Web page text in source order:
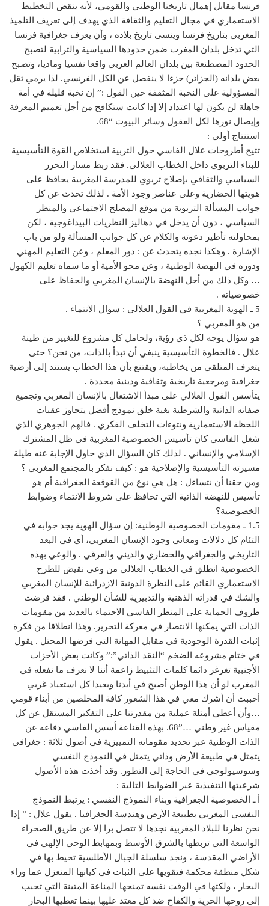
فرنسا مقابل إهمال تاريخنا الوطني والقومي، لأنه ينقض التخطيط
الاستعماري في مجال التعليم والثقافة الذي يهدف إلى تعريف التلميذ
المغربي بتاريخ فرنسا وينسى تاريخ بلاده ، وأن يعرف جغرافية فرنسا
التي تدخل بلدان المغرب ضمن حدودها السياسية والترابية لتصبح
الحدود المصطنعة بين بلدان العالم العربي واقعا نفسيا وماديا، وتصبح
بعض بلدانه (الجزائر) جزءا لا ينفصل عن الكل الفرنسي. لذا يرمي ثقل
المسؤولية على النخبة المثقفة حين القول :” إن نخبة قليلة في أمة
جاهلة لن يكون لها اعتداد إلا إذا كانت ستكافح من أجل تعميم المعرفة
وإيصال نورها لكل العقول وسائر البيوت “68.
استنتاج أولي :
تتيح أطروحات علال الفاسي حول التربية استخلاص القوة التأسيسية
للبناء التربوي داخل الخطاب العلالي. فقد ربط مسار التحرر
السياسي والثقافي بإصلاح تربوي للمدرسة المغربية يحافظ على
هويتها الحضارية وعلى عناصر وجود الأمة . لذلك تحدث عن كل
جوانب المسألة التربوية من موقع المصلح الاجتماعي والمنظر
السياسي ، دون أن يدخل في دهاليز النظريات البيداغوجية ، لكن
بمحاولته تأطير دعوته والكلام عن كل جوانب المسألة ولو من باب
الإشارة . وهكذا نجده يتحدث عن : دور المعلم ، وعن التعليم المهني
ودوره في النهضة الوطنية ، وعن محو الأمية أو ما سماه تعليم الكهول
… وكل ذلك من أجل النهضة بالإنسان المغربي والحفاظ على
خصوصياته .
5 ـ الهوية المغربية في القول العلالي : سؤال الانتماء .
من هو المغربي ؟
هو سؤال يوجه لكل ذي رؤية، ولحامل كل مشروع للتغيير من طينة
علال . فالخطوة التأسيسية ينبغي أن تبدأ بالذات، من نحن؟ حتى
يتعرف المتلقي من يخاطبه، ويقتنع بأن هذا الخطاب يستند إلى أرضية
جغرافية ومرجعية تاريخية وثقافية ودينية محددة .
يتأسس القول العلالي على مبدأ الاشتغال بالإنسان المغربي وتجميع
صفاته الذاتية والشرطية بغية خلق نموذج أفضل يتجاوز عقبات
اللحظة الاستعمارية ونتوءات التخلف الفكري . فالهم الجوهري الذي
شغل الفاسي كان تأسيس الخصوصية المغربية في ظل المشترك
الإسلامي والإنساني . لذلك كان السؤال الذي حاول الإجابة عنه طيلة
مسيرته التأسيسية والإصلاحية هو : كيف نفكر بالمجتمع المغربي ؟
ومن حقنا أن نتساءل : هل هي نوع من القوقعة الجغرافية أم هو
تأسيس للنهضة الذاتية التي تحافظ على شروط الانتماء وضوابط
الخصوصية؟
1.5 ـ مقومات الخصوصية الوطنية: إن سؤال الهوية يجد جوابه في
التئام كل دلالات ومعاني وجود الإنسان المغربي، أي في البعد
التاريخي والجغرافي والحضاري والديني والعرقي . والوعي بهذه
الخصوصية انطلق في الخطاب العلالي من وعي نقيض للطرح
الاستعماري القائم على النظرة الدونية الازدرائية للإنسان المغربي
والشك في قدراته الذهنية والتدبيرية للشأن الوطني . فقد فرضت
ظروف الحماية على المنظر الفاسي الاحتماء بالعديد من مقومات
الذات التي يمكنها الانتصار في معركة التحرير. وهذا انطلاقا من فكرة
إثبات القدرة الوجودية في مقابل المهانة التي فرضها المحتل . يقول
في ختام مشروعه الضخم “النقد الذاتي”:” وكانت بعض الأحزاب
الأجنبية تغرغر دائما كلمات التثبيط زاعمة أننا لا نعرف ما نفعله في
المغرب لو أن هذا الوطن أصبح في أيدنا وبعيدا كل استعباد غربي
أحببت أن أشرك معي في هذا الشعور كافة المخلصين من أبناء قومي
…وأن أعطي أمثلة عملية من مقدرتنا على التفكير المستقل عن كل
مقياس غير وطني …”68. بهذه القناعة أسس الفاسي دفاعه عن
الذات الوطنية عبر تحديد مقوماته التمييزية في أصول ثلاثة : جغرافي
يتمثل في طبيعة الأرض وذاتي يتمثل في النموذج النفسي
وسوسيولوجي في الحاجة إلى التطور. وقد أخذت هذه الأصول
شرعيتها التنفيذية عبر الضوابط التالية :
أ ـ الخصوصية الجغرافية وبناء النموذج النفسي : يرتبط النموذج
النفسي المغربي بطبيعة الأرض وهندسة الجغرافيا . يقول علال : ” إذا
نحن نظرنا للبلاد المغربية نجدها لا تتصل برا إلا عن طريق الصحراء
الواسعة التي تربطها بالشرق الأوسط وبمهابط الوحي الإلهي في
الأراضي المقدسة ، ونجد سلسلة الجبال الأطلسية تحيط بها في
شكل منطقة محكمة فتقويها على الثبات في كيانها المنعزل عما وراء
البحار ، ولكتها في الوقت نفسه تمنحها المناعة المتينة التي تحبب
إلى روحها الحرية والكفاح ضد كل معتد عليها بينما تعطيها البحار